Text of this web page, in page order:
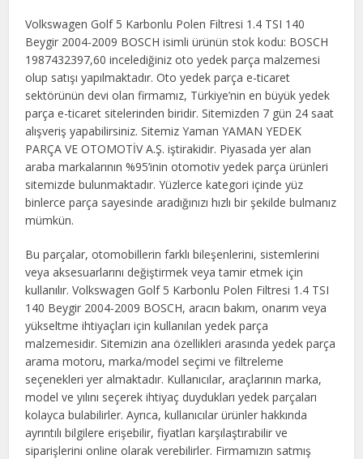
Volkswagen Golf 5 Karbonlu Polen Filtresi 1.4 TSI 140
Beygir 2004-2009 BOSCH isimli ürünün stok kodu: BOSCH
1987432397,60 incelediğiniz oto yedek parça malzemesi
olup satışı yapılmaktadır. Oto yedek parça e-ticaret
sektörünün devi olan firmamız, Türkiye’nin en büyük yedek
parça e-ticaret sitelerinden biridir. Sitemizden 7 gün 24 saat
alışveriş yapabilirsiniz. Sitemiz Yaman YAMAN YEDEK
PARÇA VE OTOMOTİV A.Ş. iştirakidir. Piyasada yer alan
araba markalarının %95’inin otomotiv yedek parça ürünleri
sitemizde bulunmaktadır. Yüzlerce kategori içinde yüz
binlerce parça sayesinde aradığınızı hızlı bir şekilde bulmanız
mümkün.
Bu parçalar, otomobillerin farklı bileşenlerini, sistemlerini
veya aksesuarlarını değiştirmek veya tamir etmek için
kullanılır. Volkswagen Golf 5 Karbonlu Polen Filtresi 1.4 TSI
140 Beygir 2004-2009 BOSCH, aracın bakım, onarım veya
yükseltme ihtiyaçları için kullanılan yedek parça
malzemesidir. Sitemizin ana özellikleri arasında yedek parça
arama motoru, marka/model seçimi ve filtreleme
seçenekleri yer almaktadır. Kullanıcılar, araçlarının marka,
model ve yılını seçerek ihtiyaç duydukları yedek parçaları
kolayca bulabilirler. Ayrıca, kullanıcılar ürünler hakkında
ayrıntılı bilgilere erişebilir, fiyatları karşılaştırabilir ve
siparişlerini online olarak verebilirler. Firmamızın satmış